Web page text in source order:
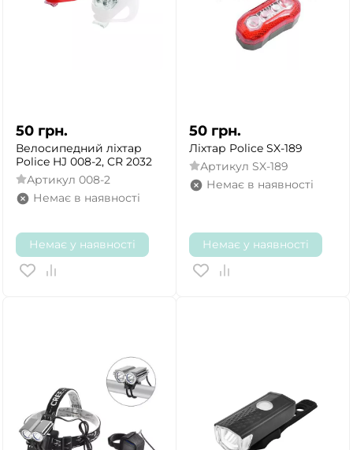
50 грн.
Велосипедний ліхтар
Police HJ 008-2, CR 2032
Артикул 008-2
Немає в наявності
Немає у наявності
50 грн.
Ліхтар Police SX-189
Артикул SX-189
Немає в наявності
Немає у наявності